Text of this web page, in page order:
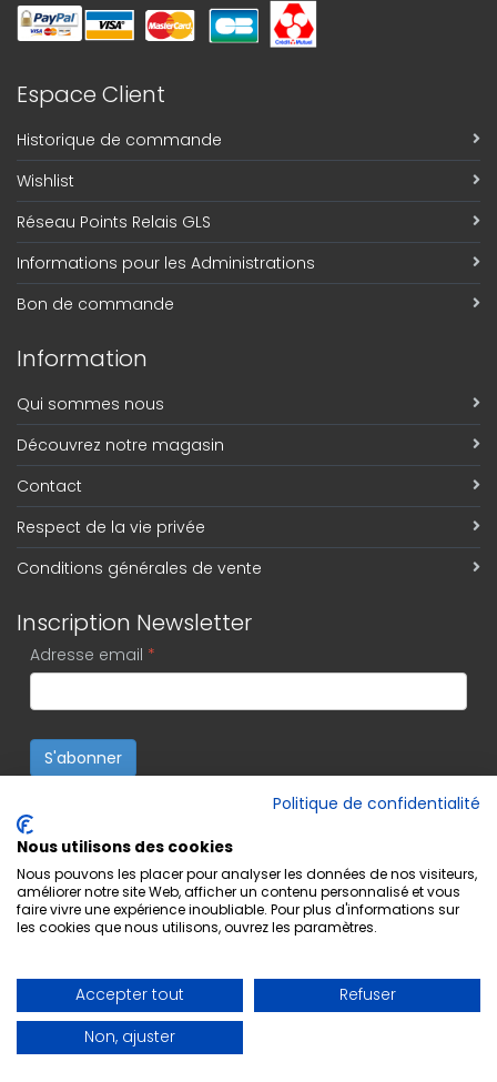
Espace Client
Historique de commande
Wishlist
Réseau Points Relais GLS
Informations pour les Administrations
Bon de commande
Information
Qui sommes nous
Découvrez notre magasin
Contact
Respect de la vie privée
Conditions générales de vente
Inscription Newsletter
Adresse email *
S'abonner
Politique de confidentialité
Nous utilisons des cookies
Nous pouvons les placer pour analyser les données de nos visiteurs,
améliorer notre site Web, afficher un contenu personnalisé et vous
faire vivre une expérience inoubliable. Pour plus d'informations sur
les cookies que nous utilisons, ouvrez les paramètres.
Accepter tout
Refuser
Non, ajuster